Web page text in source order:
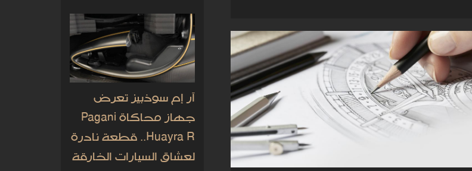
آر إم سوذبيز تعرض
جهاز محاكاة Pagani
Huayra R.. قطعة نادرة
لعشاق السيارات الخارقة